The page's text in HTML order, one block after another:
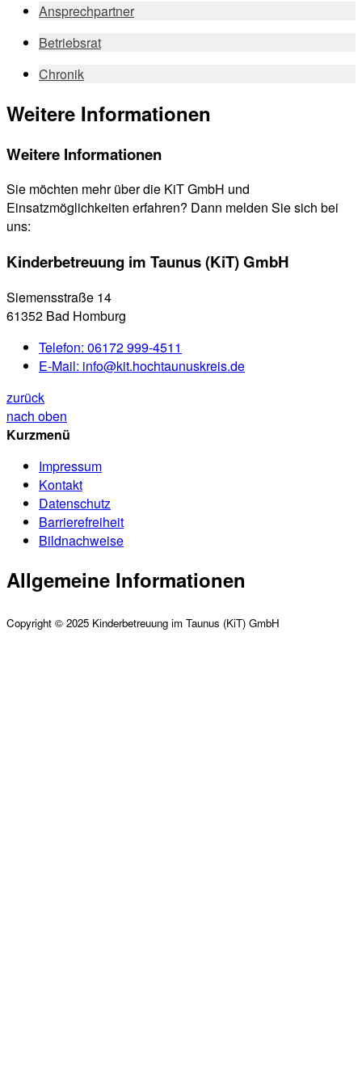
Ansprechpartner
Betriebsrat
Chronik
Weitere Informationen
Weitere Informationen
Sie möchten mehr über die KiT GmbH und
Einsatzmöglichkeiten erfahren? Dann melden Sie sich bei
uns:
Kinderbetreuung im Taunus (KiT) GmbH
Siemensstraße 14
61352 Bad Homburg
Telefon: 06172 999-4511
E-Mail: info@kit.hochtaunuskreis.de
zurück
nach oben
Kurzmenü
Impressum
Kontakt
Datenschutz
Barrierefreiheit
Bildnachweise
Allgemeine Informationen
Copyright © 2025 Kinderbetreuung im Taunus (KiT) GmbH